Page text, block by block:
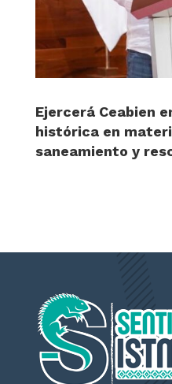
Ejercerá Ceabien
histórica en
saneamiento y